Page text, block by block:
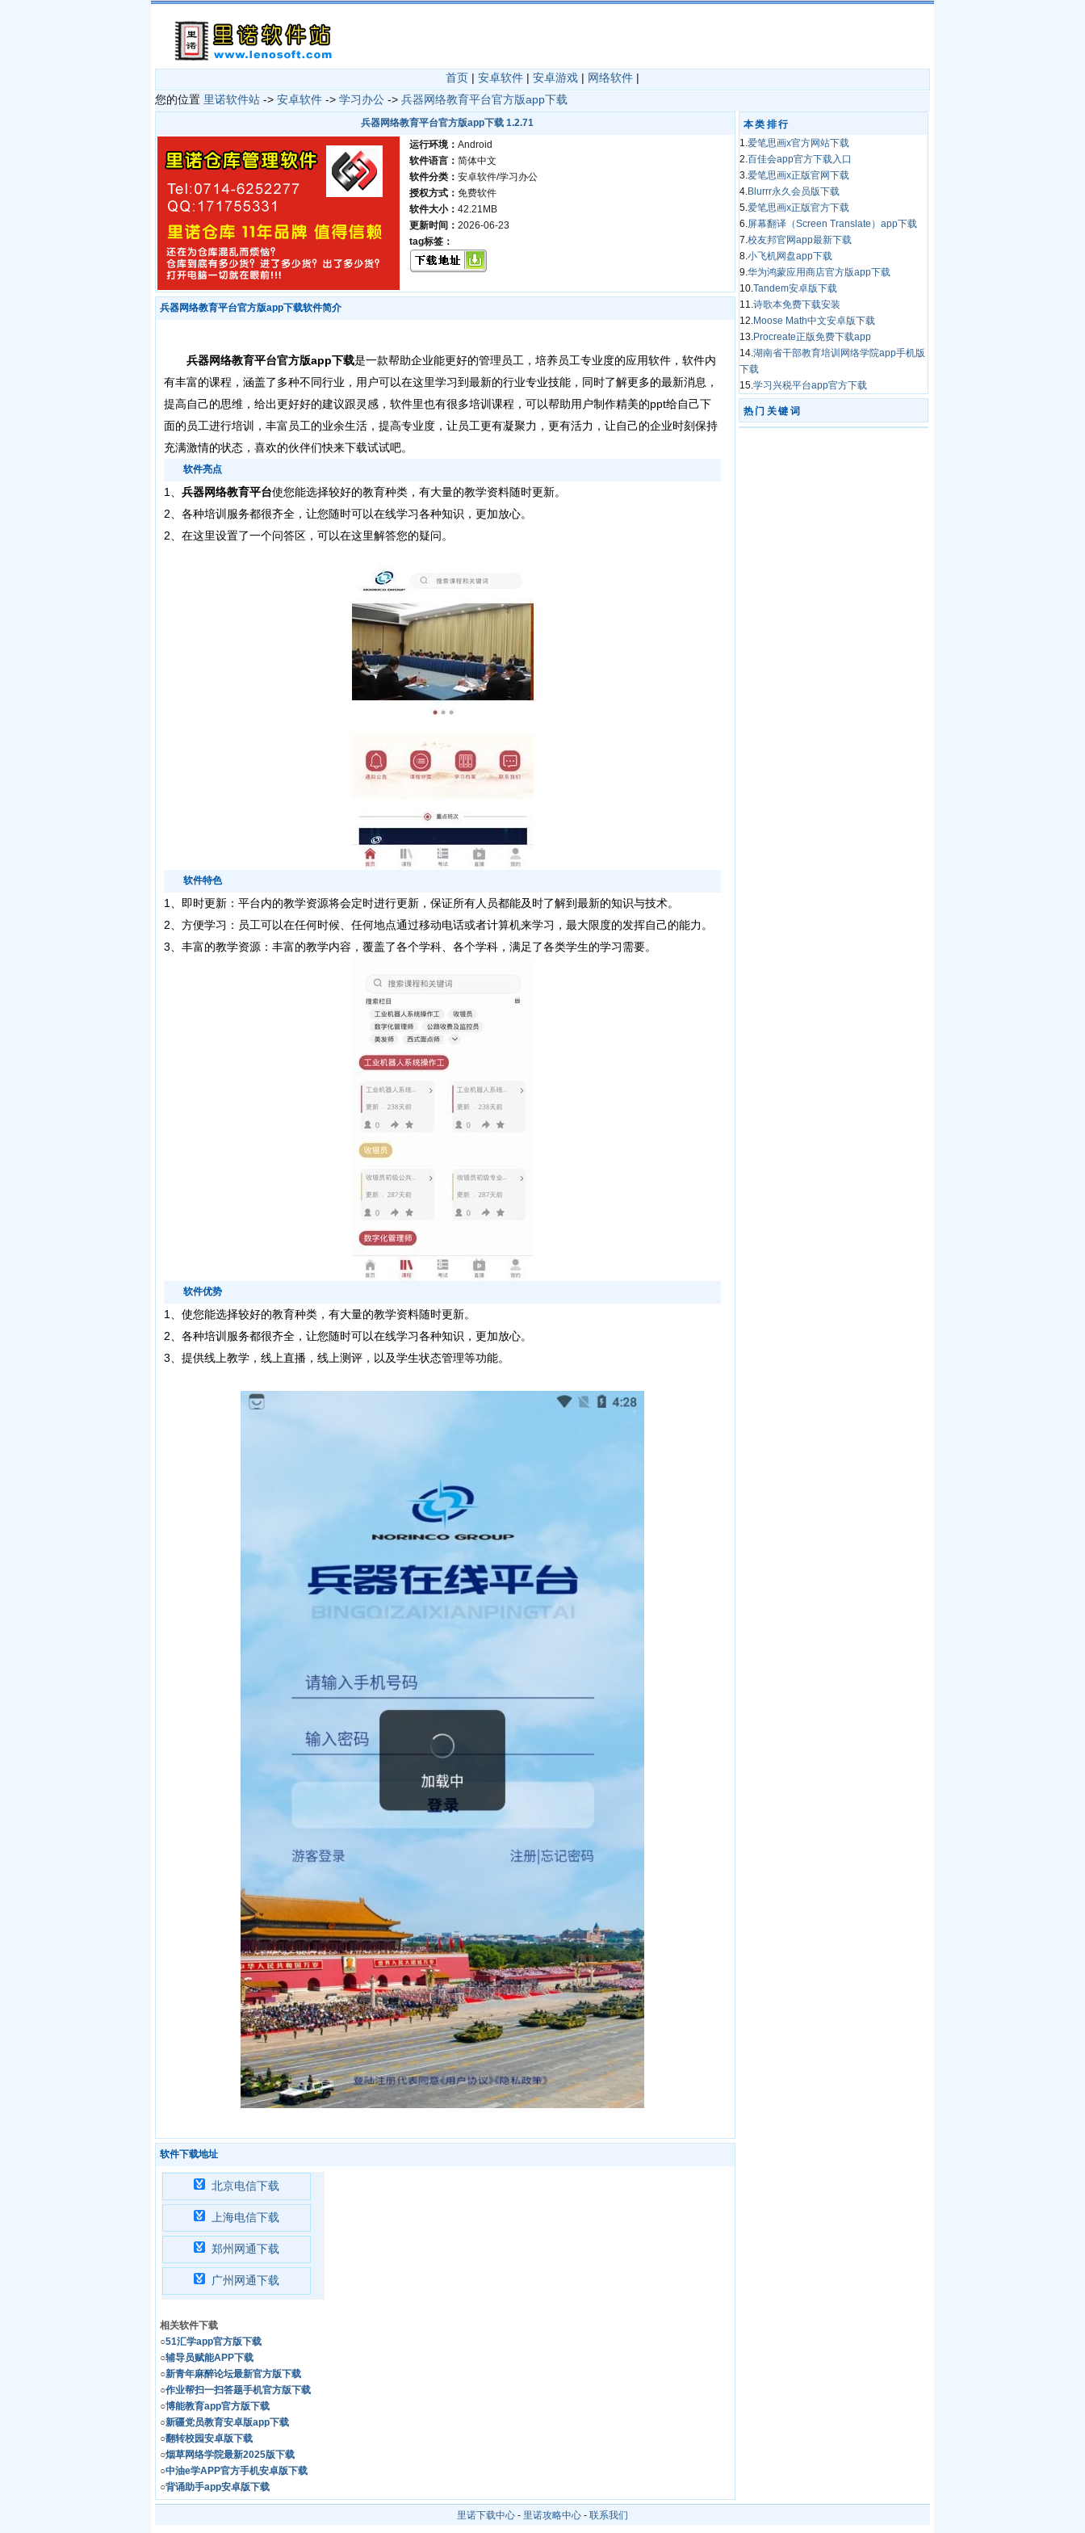
首页 | 安卓软件 | 安卓游戏 | 网络软件 |
您的位置 里诺软件站 -> 安卓软件 -> 学习办公 -> 兵器网络教育平台官方版app下载
兵器网络教育平台官方版app下载 1.2.71
运行环境： Android
软件语言： 简体中文
软件分类： 安卓软件/学习办公
授权方式： 免费软件
软件大小： 42.21MB
更新时间： 2026-06-23
tag标签：
兵器网络教育平台官方版app下载软件简介
兵器网络教育平台官方版app下载是一款帮助企业能更好的管理员工，培养员工专业度的应用软件，软件内
有丰富的课程，涵盖了多种不同行业，用户可以在这里学习到最新的行业专业技能，同时了解更多的最新消息，
提高自己的思维，给出更好好的建议跟灵感，软件里也有很多培训课程，可以帮助用户制作精美的ppt给自己下
面的员工进行培训，丰富员工的业余生活，提高专业度，让员工更有凝聚力，更有活力，让自己的企业时刻保持
充满激情的状态，喜欢的伙伴们快来下载试试吧。
软件亮点
1、 兵器网络教育平台使您能选择较好的教育种类，有大量的教学资料随时更新。
2、各种培训服务都很齐全，让您随时可以在线学习各种知识，更加放心。
2、在这里设置了一个问答区，可以在这里解答您的疑问。
软件特色
1、即时更新：平台内的教学资源将会定时进行更新，保证所有人员都能及时了解到最新的知识与技术。
2、方便学习：员工可以在任何时候、任何地点通过移动电话或者计算机来学习，最大限度的发挥自己的能力。
3、丰富的教学资源：丰富的教学内容，覆盖了各个学科、各个学科，满足了各类学生的学习需要。
软件优势
1、使您能选择较好的教育种类，有大量的教学资料随时更新。
2、各种培训服务都很齐全，让您随时可以在线学习各种知识，更加放心。
3、提供线上教学，线上直播，线上测评，以及学生状态管理等功能。
软件下载地址
北京电信下载
上海电信下载
郑州网通下载
广州网通下载
相关软件下载
○51汇学app官方版下载
○辅导员赋能APP下载
○新青年麻醉论坛最新官方版下载
○作业帮扫一扫答题手机官方版下载
○博能教育app官方版下载
○新疆党员教育安卓版app下载
○翻转校园安卓版下载
○烟草网络学院最新2025版下载
○中油e学APP官方手机安卓版下载
○背诵助手app安卓版下载
本类排行
1.爱笔思画x官方网站下载
2.百佳会app官方下载入口
3.爱笔思画x正版官网下载
4.Blurrr永久会员版下载
5.爱笔思画x正版官方下载
6.屏幕翻译（Screen Translate）app下载
7.校友邦官网app最新下载
8.小飞机网盘app下载
9.华为鸿蒙应用商店官方版app下载
10.Tandem安卓版下载
11.诗歌本免费下载安装
12.Moose Math中文安卓版下载
13.Procreate正版免费下载app
14.湖南省干部教育培训网络学院app手机版
下载
15.学习兴税平台app官方下载
热门关键词
里诺下载中心 - 里诺攻略中心 - 联系我们